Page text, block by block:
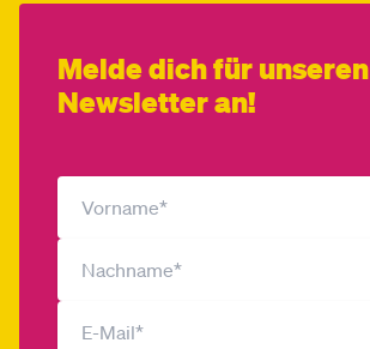
Melde dich für unseren
Newsletter an!